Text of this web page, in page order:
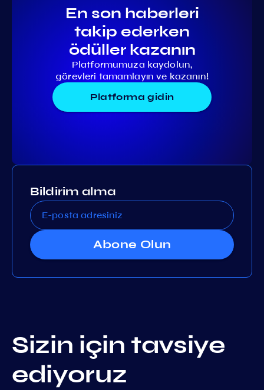
En son haberleri
takip ederken
ödüller kazanın
Platformumuza kaydolun,
görevleri tamamlayın ve kazanın!
Platforma gidin
Bildirim alma
Abone Olun
Sizin için tavsiye
ediyoruz